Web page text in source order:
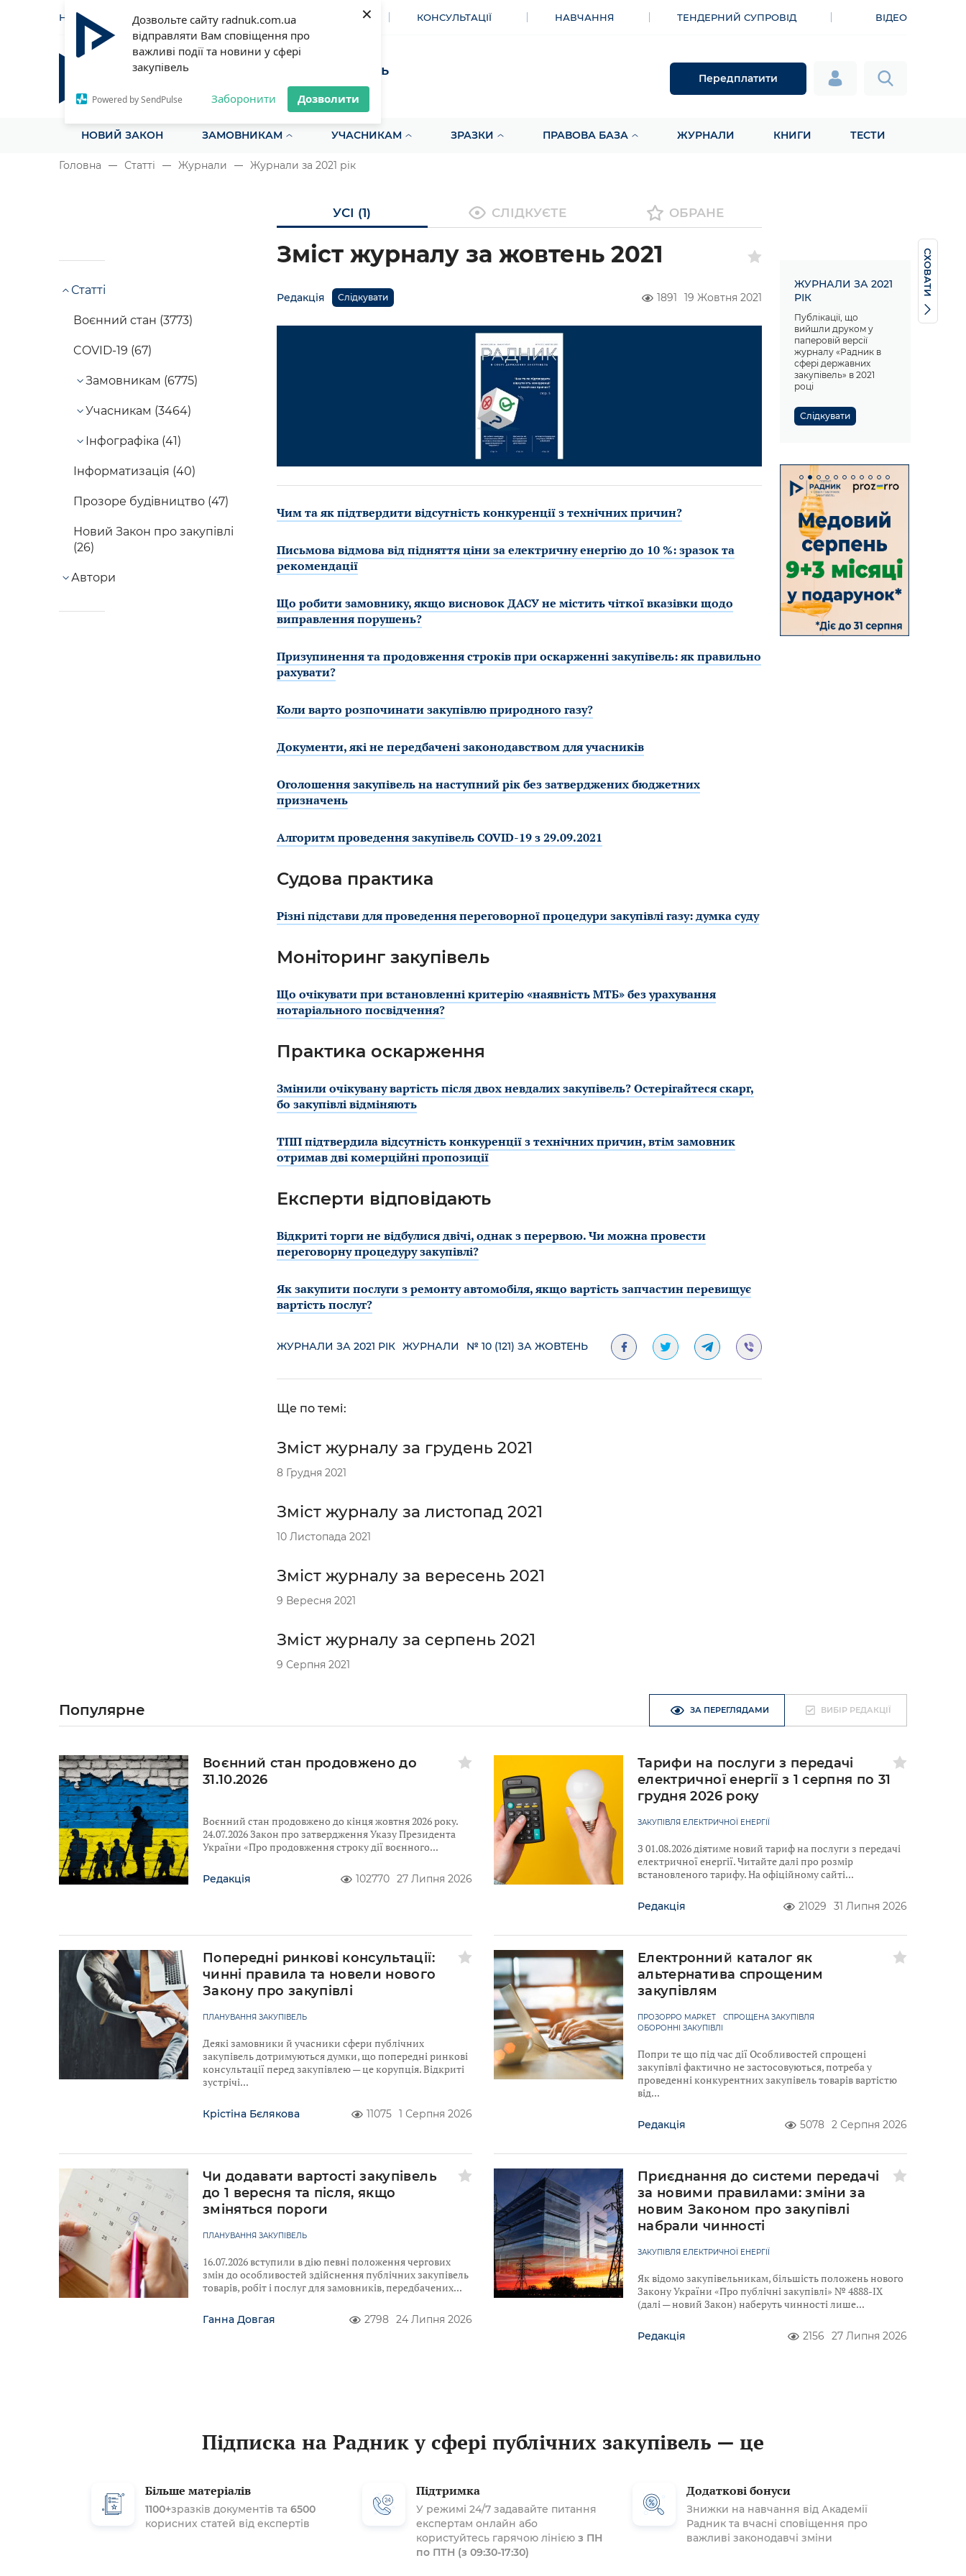
Дозвольте сайту radnuk.com.ua
відправляти Вам сповіщення про
важливі події та новини у сфері
закупівель
Powered by SendPulse Заборонити Дозволити
×
НОВИНИ СТАТТІ ІНСТРУМЕНТИ КОНСУЛЬТАЦІЇ НАВЧАННЯ ТЕНДЕРНИЙ СУПРОВІД ВІДЕО
Радник у сфері публічних закупівель
Все для закупівель на одному порталі
Передплатити
НОВИЙ ЗАКОН ЗАМОВНИКАМ УЧАСНИКАМ ЗРАЗКИ ПРАВОВА БАЗА ЖУРНАЛИ КНИГИ ТЕСТИ
Головна Статті Журнали Журнали за 2021 рік
УСІ (1) СЛІДКУЄТЕ ОБРАНЕ
Статті
Воєнний стан (3773)
COVID-19 (67)
Замовникам (6775)
Учасникам (3464)
Інфографіка (41)
Інформатизація (40)
Прозоре будівництво (47)
Новий Закон про закупівлі
(26)
Автори
Зміст журналу за жовтень 2021
Редакція Слідкувати 1891 19 Жовтня 2021
Чим та як підтвердити відсутність конкуренції з технічних причин?
Письмова відмова від підняття ціни за електричну енергію до 10 %: зразок та
рекомендації
Що робити замовнику, якщо висновок ДАСУ не містить чіткої вказівки щодо
виправлення порушень?
Призупинення та продовження строків при оскарженні закупівель: як правильно
рахувати?
Коли варто розпочинати закупівлю природного газу?
Документи, які не передбачені законодавством для учасників
Оголошення закупівель на наступний рік без затверджених бюджетних
призначень
Алгоритм проведення закупівель COVID-19 з 29.09.2021
Судова практика
Різні підстави для проведення переговорної процедури закупівлі газу: думка суду
Моніторинг закупівель
Що очікувати при встановленні критерію «наявність МТБ» без урахування
нотаріального посвідчення?
Практика оскарження
Змінили очікувану вартість після двох невдалих закупівель? Остерігайтеся скарг,
бо закупівлі відміняють
ТПП підтвердила відсутність конкуренції з технічних причин, втім замовник
отримав дві комерційні пропозиції
Експерти відповідають
Відкриті торги не відбулися двічі, однак з перервою. Чи можна провести
переговорну процедуру закупівлі?
Як закупити послуги з ремонту автомобіля, якщо вартість запчастин перевищує
вартість послуг?
ЖУРНАЛИ ЗА 2021 РІК ЖУРНАЛИ № 10 (121) ЗА ЖОВТЕНЬ
Ще по темі:
Зміст журналу за грудень 2021
8 Грудня 2021
Зміст журналу за листопад 2021
10 Листопада 2021
Зміст журналу за вересень 2021
9 Вересня 2021
Зміст журналу за серпень 2021
9 Серпня 2021
ЖУРНАЛИ ЗА 2021
РІК
Публікації, що
вийшли друком у
паперовій версії
журналу «Радник в
сфері державних
закупівель» в 2021
році
Слідкувати
СХОВАТИ
Популярне ЗА ПЕРЕГЛЯДАМИ ВИБІР РЕДАКЦІЇ
Воєнний стан продовжено до
31.10.2026
Воєнний стан продовжено до кінця жовтня 2026 року.
24.07.2026 Закон про затвердження Указу Президента
України «Про продовження строку дії воєнного
Редакція 102770 27 Липня 2026
Тарифи на послуги з передачі
електричної енергії з 1 серпня по 31
грудня 2026 року
ЗАКУПІВЛЯ ЕЛЕКТРИЧНОЇ ЕНЕРГІЇ
З 01.08.2026 діятиме новий тариф на послуги з передачі
електричної енергії. Читайте далі про розмір
встановленого тарифу. На офіційному сайті
Редакція 21029 31 Липня 2026
Попередні ринкові консультації:
чинні правила та новели нового
Закону про закупівлі
ПЛАНУВАННЯ ЗАКУПІВЕЛЬ
Деякі замовники й учасники сфери публічних
закупівель дотримуються думки, що попередні ринкові
консультації перед закупівлею — це корупція. Відкриті
зустрічі
Крістіна Бєлякова 11075 1 Серпня 2026
Електронний каталог як
альтернатива спрощеним
закупівлям
ПРОЗОРРО МАРКЕТ
СПРОЩЕНА ЗАКУПІВЛЯ
ОБОРОННІ ЗАКУПІВЛІ
Попри те що під час дії Особливостей спрощені
закупівлі фактично не застосовуються, потреба у
проведенні конкурентних закупівель товарів вартістю
від
Редакція 5078 2 Серпня 2026
Чи додавати вартості закупівель
до 1 вересня та після, якщо
зміняться пороги
ПЛАНУВАННЯ ЗАКУПІВЕЛЬ
16.07.2026 вступили в дію певні положення чергових
змін до особливостей здійснення публічних закупівель
товарів, робіт і послуг для замовників, передбачених
Ганна Довгая 2798 24 Липня 2026
Приєднання до системи передачі
за новими правилами: зміни за
новим Законом про закупівлі
набрали чинності
ЗАКУПІВЛЯ ЕЛЕКТРИЧНОЇ ЕНЕРГІЇ
Як відомо закупівельникам, більшість положень нового
Закону України «Про публічні закупівлі» № 4888-IX
(далі — новий Закон) наберуть чинності лише
Редакція 2156 27 Липня 2026
Підписка на Радник у сфері публічних закупівель — це
Більше матеріалів
1100+зразків документів та 6500
корисних статей від експертів
Підтримка
У режимі 24/7 задавайте питання
експертам онлайн або
користуйтесь гарячою лінією з ПН
по ПТН (з 09:30-17:30)
Додаткові бонуси
Знижки на навчання від Академії
Радник та вчасні сповіщення про
важливі законодавчі зміни